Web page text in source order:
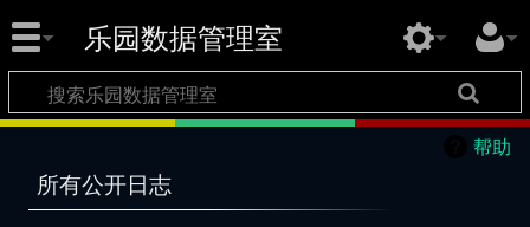
乐园数据管理室
帮助
所有公开日志